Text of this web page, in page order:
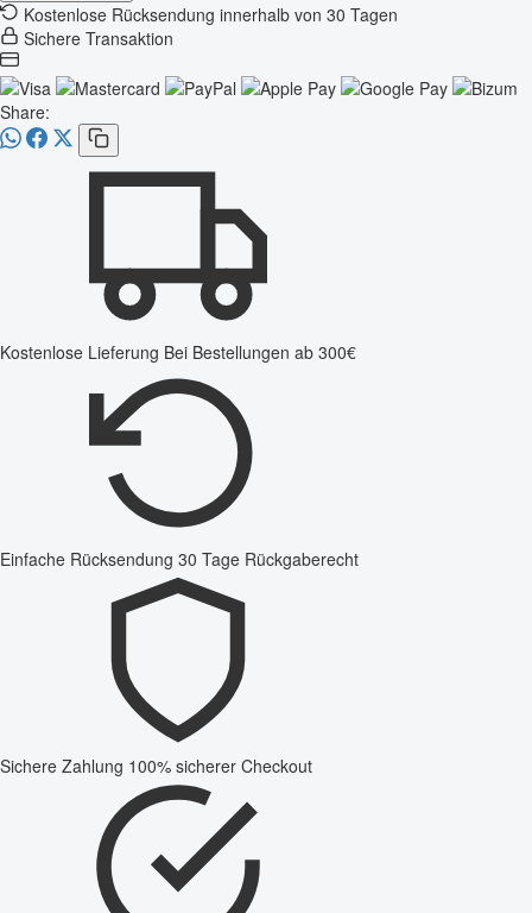
Kostenlose Rücksendung innerhalb von 30 Tagen
Sichere Transaktion
Share:
Kostenlose Lieferung Bei Bestellungen ab 300€
Einfache Rücksendung 30 Tage Rückgaberecht
Sichere Zahlung 100% sicherer Checkout